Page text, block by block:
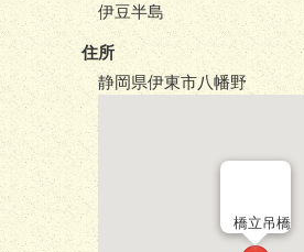
伊豆半島
住所
静岡県伊東市八幡野
橋立吊橋